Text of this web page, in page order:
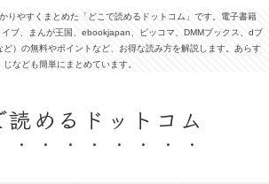
りやすくまとめた「どこで読めるドットコム」です。電子書籍
イブ、まんが王国、ebookjapan、ピッコマ、DMMブックス、dブ
）の無料やポイントなど、お得な読み方を解説します。あらす
じなども簡単にまとめています。
読めるドットコム